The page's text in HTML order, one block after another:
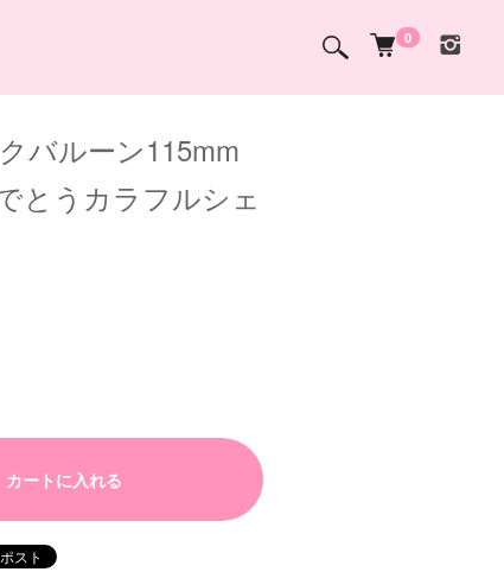
0
バルーン115mm
うカラフルシェ
カートに入れる